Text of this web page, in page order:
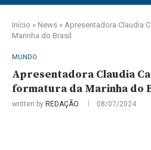
Início » News » Apresentadora Claudia
Marinha do Brasil
MUNDO
Apresentadora Claudia
formatura da Marinha do
written by REDAÇÃO 08/07/2024